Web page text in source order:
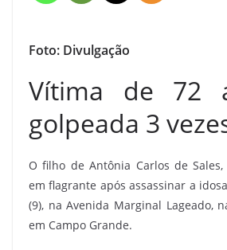
Foto: Divulgação
Vítima de 72
golpeada 3
O filho de Antônia Carlos de
em flagrante após assassinar a
(9), na Avenida Marginal Lageado,
em Campo Grande.